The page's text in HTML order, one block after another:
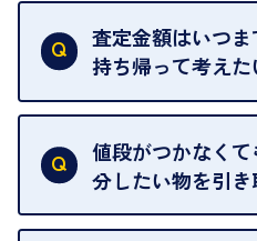
ただし、中古市場は日
によって査定額が変わ
査定金額はいつま
持ち帰って考えた
査定額は当日限り有効
中古市場が日々変動す
わることがございます
値段がつかなく
分したい物を引
再販不可能な物は、場